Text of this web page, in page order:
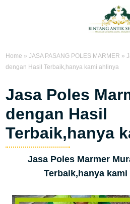
Home »JASA PASANG POLES MARMER »
dengan Hasil Terbaik,hanya kami ahlinya
Jasa Poles
dengan Hasil
Terbaik,hanya
Jasa Poles Marmer
Terbaik,hanya